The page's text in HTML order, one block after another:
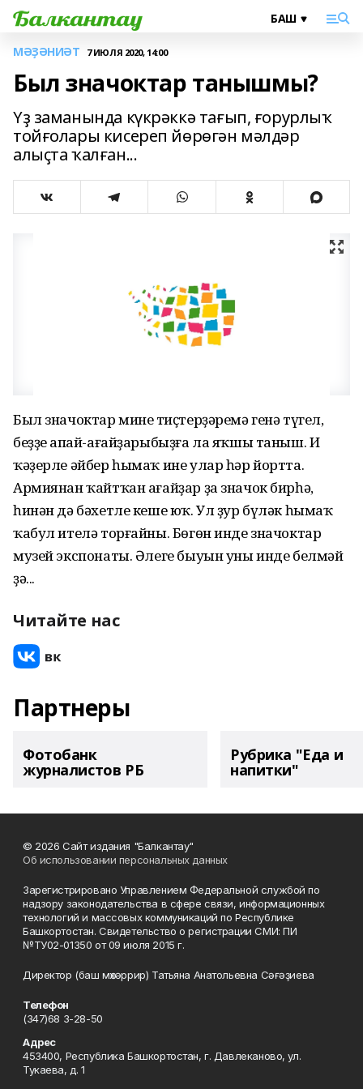
МӘҘӘНИӘТ 7 ИЮЛЯ 2020, 14:00
Был значоктар танышмы?
Үҙ заманында күкрәккә тағып, ғорурлыҡ
тойғолары кисереп йөрөгән мәлдәр
алыҫта ҡалған...
Был значоктар минең тиҫтерҙәремә генә түгел,
беҙҙең апай-ағайҙарыбыҙға ла яҡшы таныш. Иң
ҡәҙерле әйбер һымаҡ ине улар һәр йортта.
Армиянан ҡайтҡан ағайҙар ҙа значок бирһә,
һинән дә бәхетле кеше юҡ. Ул ҙур бүләк һымаҡ
ҡабул ителә торғайны. Бөгөн инде значоктар
музей экспонаты. Әлеге быуын уны инде белмәй
ҙә...
Читайте нас
Партнеры
Фотобанк
журналистов РБ
Рубрика "Еда и
напитки"
© 2026 Сайт издания "Балкантау"
Об использовании персональных данных
Зарегистрировано Управлением Федеральной службой по
надзору законодательства в сфере связи, информационных
технологий и массовых коммуникаций по Республике
Башкортостан. Свидетельство о регистрации СМИ: ПИ
№ТУ02-01350 от 09 июля 2015 г.
Директор (баш мөхәррир) Татьяна Анатольевна Сәғәҙиева
Телефон
(347)68 3-28-50
Адрес
453400, Республика Башкортостан, г. Давлеканово, ул.
Тукаева, д. 1